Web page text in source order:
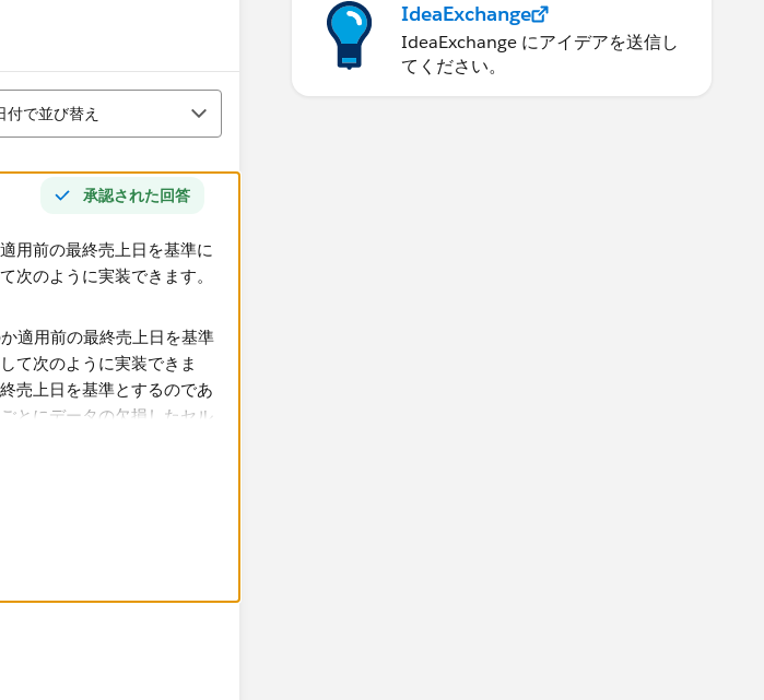
替え
付で並び替え
承認された回答
用前の最終売上日を基準に
次のように実装できます。
日を基準とするのであれ
ります。
IdeaExchange
IdeaExchange にアイデアを送信し
てください。